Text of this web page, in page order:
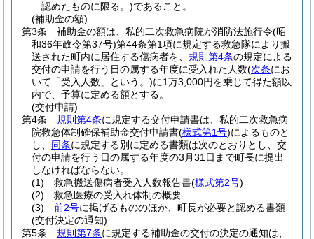
認めたものに限る。)であること。
(補助金の額)
第3条
補助金の額は、私的二次救急病院が消防法施行令(昭
和36年政令第37号)第44条第1項に規定する救急隊により搬
送された町内に居住する傷病者を、 規則第4条の規定による
交付の申請を行う日の属する年度に受入れた人数(次条にお
いて「受入人数」という。)に1万3,000円を乗じて得た額以
内で、予算に定める額とする。
(交付申請)
第4条
規則第4条に規定する交付申請書は、私的二次救急病
院救急体制確保補助金交付申請書(様式第1号)によるものと
し、 同条に規定する別に定める書類は次のとおりとし、交
付の申請を行う日の属する年度の3月31日まで町長に提出
しなければならない。
(1)
救急搬送傷病者受入人数報告書(様式第2号)
(2)
救急医療の受入れ体制の概要
(3)
前2号に掲げるもののほか、町長が必要と認める書類
(交付決定の通知)
第5条
規則第7条に規定する補助金の交付の決定の通知は、